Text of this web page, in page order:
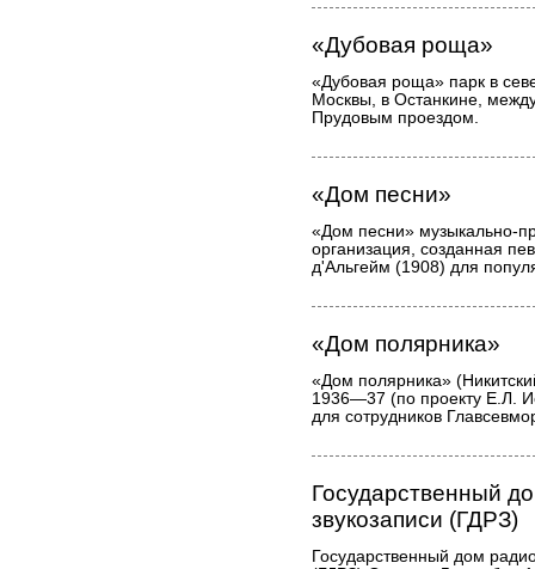
«Дубовая роща»
«Дубовая роща» парк в
Москвы, в Останкине,
Прудовым проездом.
«Дом песни»
«Дом песни» музыкально-
организация, созданная
д'Альгейм (1908) для
«Дом полярника»
«Дом полярника»
1936—37 (по проекту Е.Л.
для сотрудников
Государственный
звукозаписи (ГДРЗ)
Государственный дом